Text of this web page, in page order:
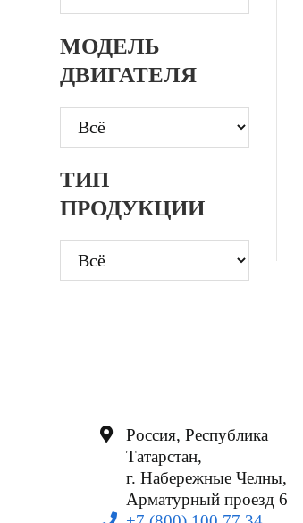
МОДЕЛЬ
ДВИГАТЕЛЯ
ТИП
ПРОДУКЦИИ
Россия, Республика
Татарстан,
г. Набережные Челны,
Арматурный проезд 6